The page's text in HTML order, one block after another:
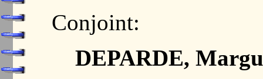
Conjoint:
DEPARDE,